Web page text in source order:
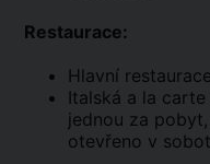
Restaurace:
Hlavní
Italská a la
jednou za
otevřeno v